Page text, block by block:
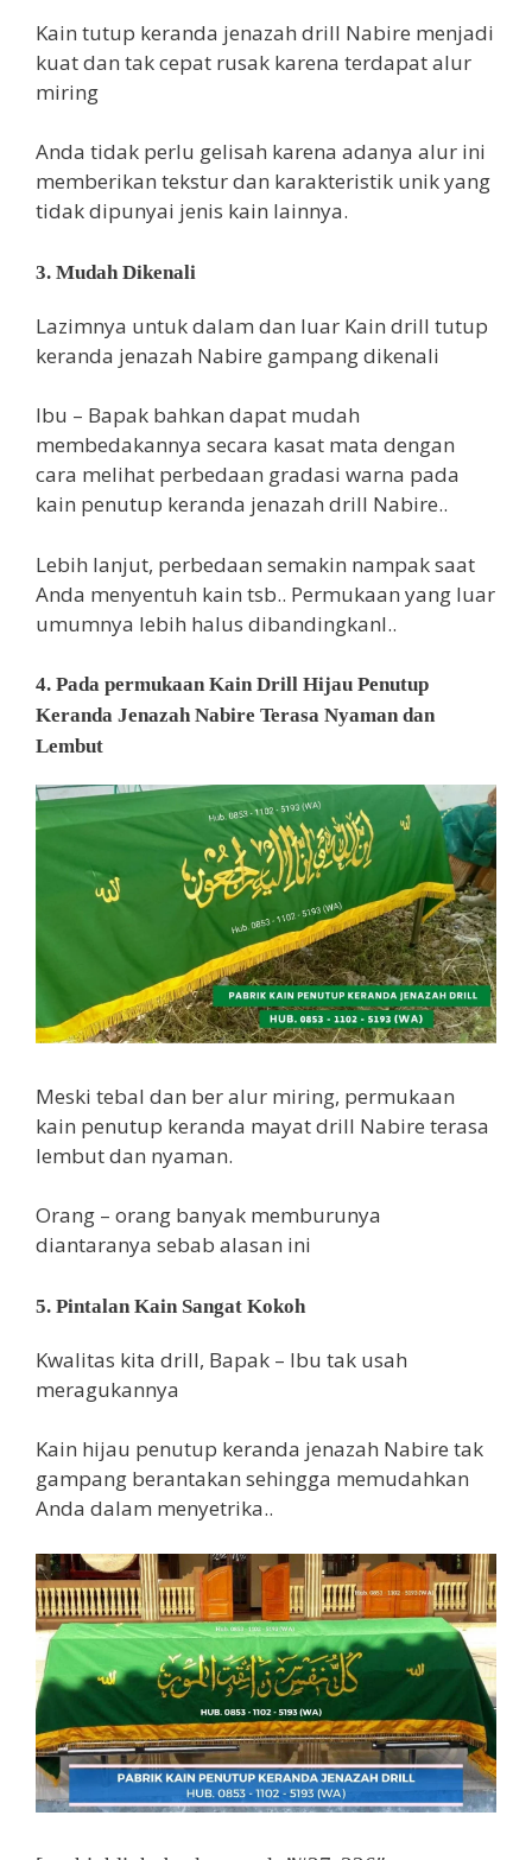
Kain tutup keranda jenazah drill Nabire menjadi
kuat dan tak cepat rusak karena terdapat alur
miring
Anda tidak perlu gelisah karena adanya alur ini
memberikan tekstur dan karakteristik unik yang
tidak dipunyai jenis kain lainnya.
3. Mudah Dikenali
Lazimnya untuk dalam dan luar Kain drill tutup
keranda jenazah Nabire gampang dikenali
Ibu – Bapak bahkan dapat mudah
membedakannya secara kasat mata dengan
cara melihat perbedaan gradasi warna pada
kain penutup keranda jenazah drill Nabire..
Lebih lanjut, perbedaan semakin nampak saat
Anda menyentuh kain tsb.. Permukaan yang luar
umumnya lebih halus dibandingkanl..
4. Pada permukaan Kain Drill Hijau Penutup
Keranda Jenazah Nabire Terasa Nyaman dan
Lembut
Meski tebal dan ber alur miring, permukaan
kain penutup keranda mayat drill Nabire terasa
lembut dan nyaman.
Orang – orang banyak memburunya
diantaranya sebab alasan ini
5. Pintalan Kain Sangat Kokoh
Kwalitas kita drill, Bapak – Ibu tak usah
meragukannya
Kain hijau penutup keranda jenazah Nabire tak
gampang berantakan sehingga memudahkan
Anda dalam menyetrika..